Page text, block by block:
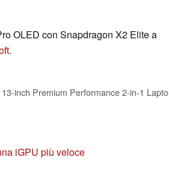
OLED con Snapdragon X2 Elite a
.
iGPU più veloce